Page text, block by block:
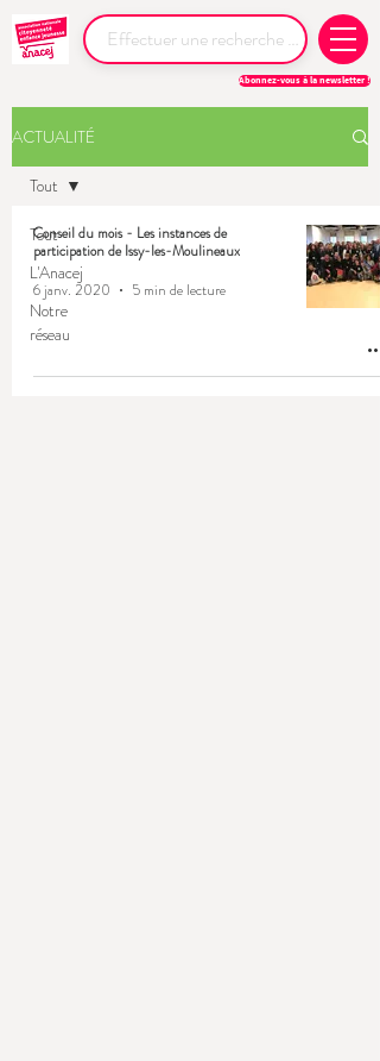
Abonnez-vous à la newsletter !
ACTUALITÉ
Tout
L'Anacej
Notre
réseau
Tout
Conseil du mois - Les instances de
participation de Issy-les-Moulineaux
6 janv. 2020
5 min de lecture